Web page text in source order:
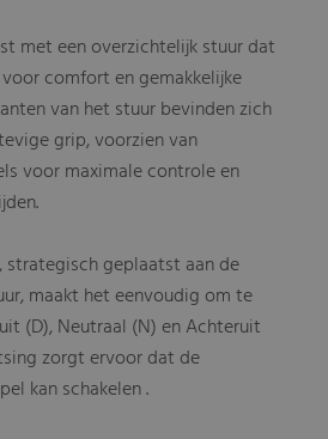
met een overzichtelijk stuur dat
comfort en gemakkelijke
van het stuur bevinden zich
grip, voorzien van
voor maximale controle en
strategisch geplaatst aan de
maakt het eenvoudig om te
(D), Neutraal (N) en Achteruit
zorgt ervoor dat de
kan schakelen .